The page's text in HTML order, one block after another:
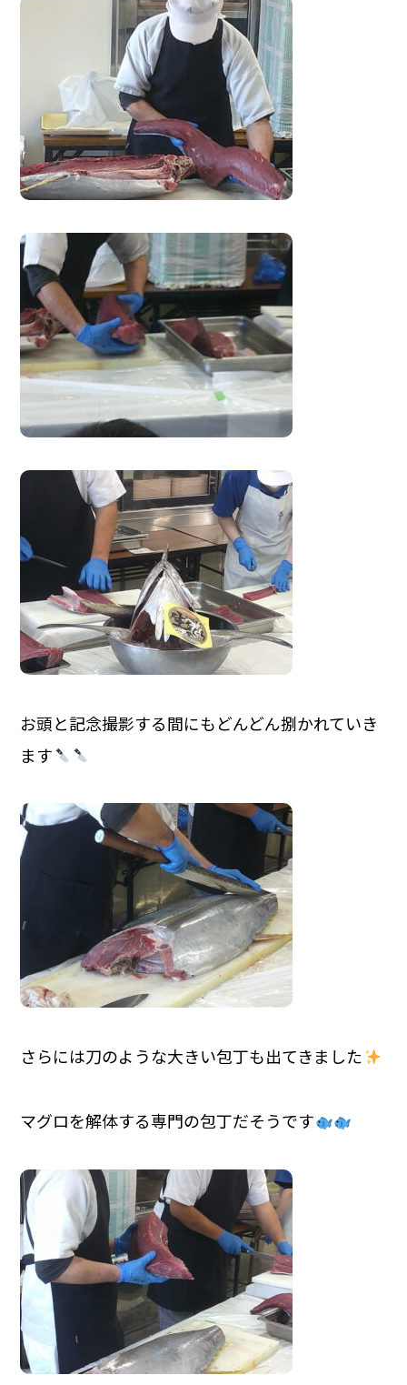
お頭と記念撮影する間にもどんどん捌かれていき
ます
さらには刀のような大きい包丁も出てきました
マグロを解体する専門の包丁だそうです